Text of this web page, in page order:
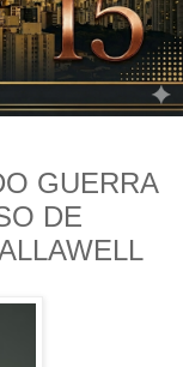
GUERRA
DE